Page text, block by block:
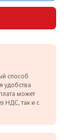
способ
удобства
может
НДС, так и с